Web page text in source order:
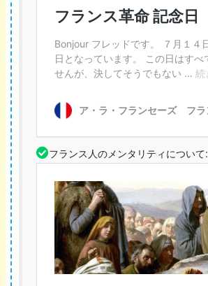
フランス人のメンタリティについて: